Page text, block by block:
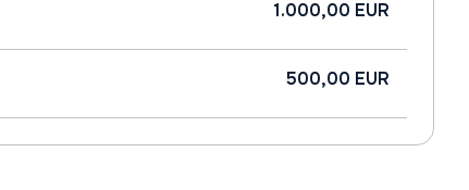
1.000,00 EUR
500,00 EUR